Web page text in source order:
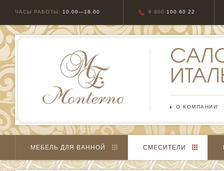
О КОМПАНИИ
МЕБЕЛЬ ДЛЯ ВАННОЙ СМЕСИТЕЛИ
ЧАСЫ РАБОТЫ: 10.00—18.00 8 800 100 60 22